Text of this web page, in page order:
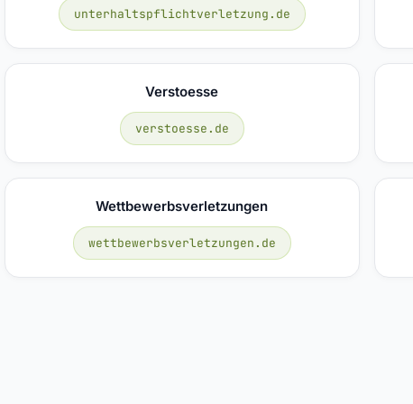
unterhaltspflichtverletzung.de
Verstoesse
verstoesse.de
Wettbewerbsverletzungen
wettbewerbsverletzungen.de